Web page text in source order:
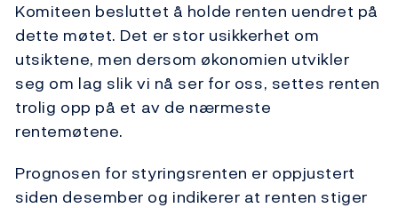
Komiteen besluttet å holde renten uendret på
dette møtet. Det er stor usikkerhet om
utsiktene, men dersom økonomien utvikler
seg om lag slik vi nå ser for oss, settes renten
trolig opp på et av de nærmeste
rentemøtene.
Prognosen for styringsrenten er oppjustert
siden desember og indikerer at renten stiger